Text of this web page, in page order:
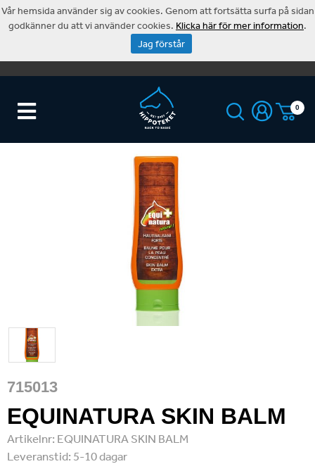
0
715013
EQUINATURA SKIN BALM
Artikelnr: EQUINATURA SKIN BALM
Leveranstid: 5-10 dagar
Vår hemsida använder sig av cookies. Genom att fortsätta surfa på sidan
godkänner du att vi använder cookies. Klicka här för mer information.
Jag förstår